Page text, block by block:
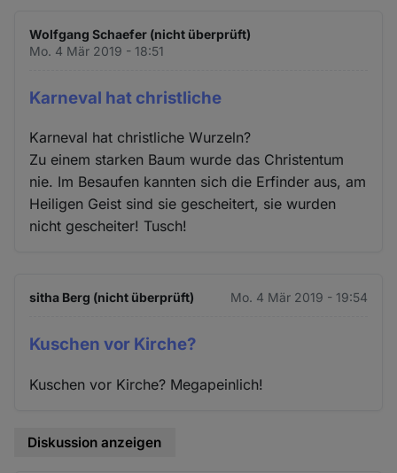
Wolfgang Schaefer (nicht überprüft)
Mo. 4 Mär 2019 - 18:51
Karneval hat christliche
Karneval hat christliche Wurzeln?
Zu einem starken Baum wurde das Christentum
nie. Im Besaufen kannten sich die Erfinder aus, am
Heiligen Geist sind sie gescheitert, sie wurden
nicht gescheiter! Tusch!
sitha Berg (nicht überprüft) Mo. 4 Mär 2019 - 19:54
Kuschen vor Kirche?
Kuschen vor Kirche? Megapeinlich!
Diskussion anzeigen